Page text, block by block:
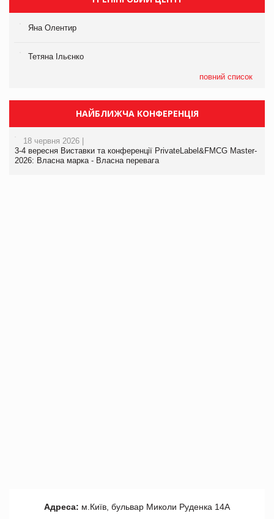
Яна Олентир
Тетяна Ільєнко
повний список
НАЙБЛИЖЧА КОНФЕРЕНЦІЯ
18 червня 2026 |
3-4 вересня Виставки та конференції PrivateLabel&FMCG Master-
2026: Власна марка - Власна перевага
Адреса: м.Київ, бульвар Миколи Руденка 14А